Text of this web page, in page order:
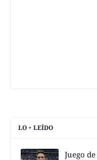
LO + LEÍDO
Juego